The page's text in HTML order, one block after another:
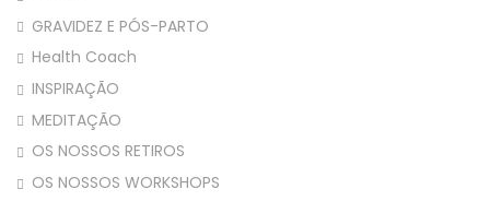
GRAVIDEZ E PÓS-PARTO
Health Coach
INSPIRAÇÃO
MEDITAÇÃO
OS NOSSOS RETIROS
OS NOSSOS WORKSHOPS